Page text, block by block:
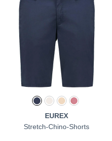
EUREX
Stretch-Chino-Shorts